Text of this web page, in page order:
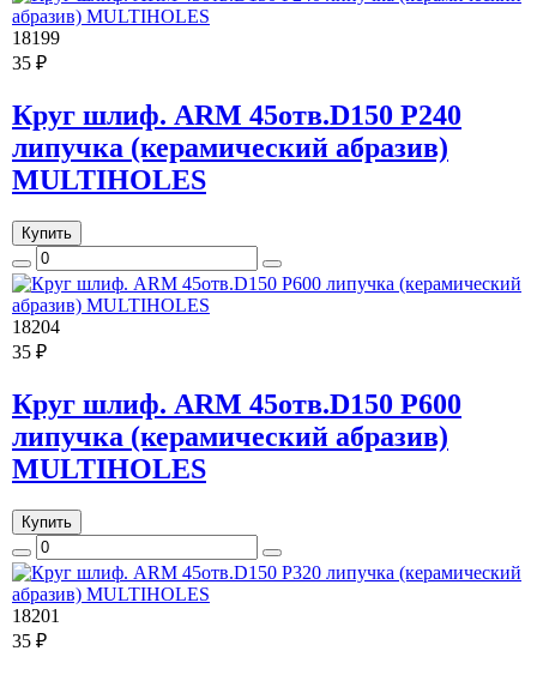
18199
35 ₽
Круг шлиф. ARM 45отв.D150 P240
липучка (керамический абразив)
MULTIHOLES
Купить
18204
35 ₽
Круг шлиф. ARM 45отв.D150 P600
липучка (керамический абразив)
MULTIHOLES
Купить
18201
35 ₽